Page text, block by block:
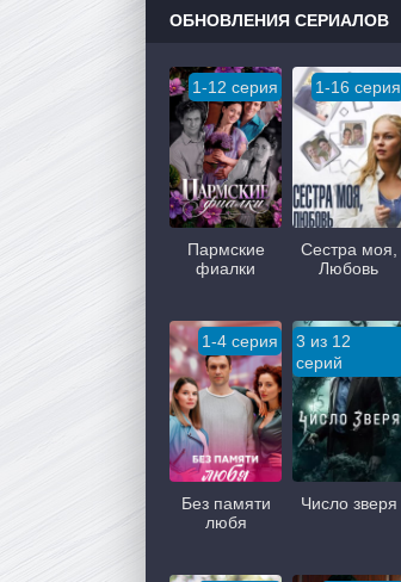
ОБНОВЛЕНИЯ СЕРИАЛОВ
1-12 серия
Пармские
фиалки
1-16 серия
Сестра моя,
Любовь
1-4 серия
Без памяти
любя
3 из 12
серий
Число зверя